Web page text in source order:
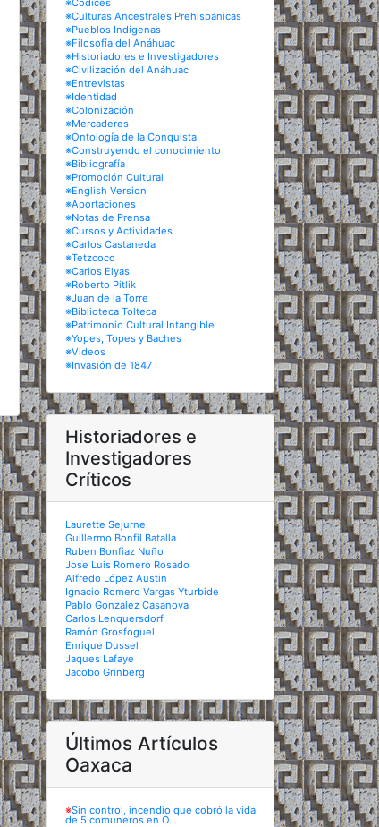
※Códices
※Culturas Ancestrales Prehispánicas
※Pueblos Indígenas
※Filosofía del Anáhuac
※Historiadores e Investigadores
※Civilización del Anáhuac
※Entrevistas
※Identidad
※Colonización
※Mercaderes
※Ontología de la Conquista
※Construyendo el conocimiento
※Bibliografía
※Promoción Cultural
※English Version
※Aportaciones
※Notas de Prensa
※Cursos y Actividades
※Carlos Castaneda
※Tetzcoco
※Carlos Elyas
※Roberto Pitlik
※Juan de la Torre
※Biblioteca Tolteca
※Patrimonio Cultural Intangible
※Yopes, Topes y Baches
※Videos
※Invasión de 1847
Historiadores e
Investigadores
Críticos
Laurette Sejurne
Guillermo Bonfil Batalla
Ruben Bonfiaz Nuño
Jose Luis Romero Rosado
Alfredo López Austin
Ignacio Romero Vargas Yturbide
Pablo Gonzalez Casanova
Carlos Lenquersdorf
Ramón Grosfoguel
Enrique Dussel
Jaques Lafaye
Jacobo Grinberg
Últimos Artículos
Oaxaca
※Sin control, incendio que cobró la vida
de 5 comuneros en O...